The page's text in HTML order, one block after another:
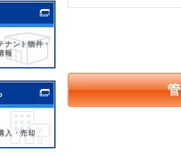
ナント物件・
報
入・売却